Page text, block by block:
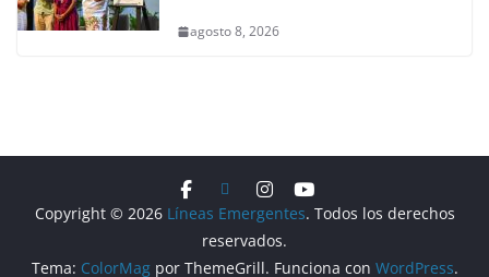
agosto 8, 2026
Copyright © 2026 Líneas Emergentes. Todos los derechos
reservados.
Tema: ColorMagpor ThemeGrill. Funciona con WordPress.